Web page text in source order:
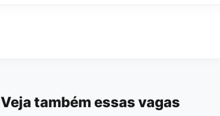
Veja também essas vagas